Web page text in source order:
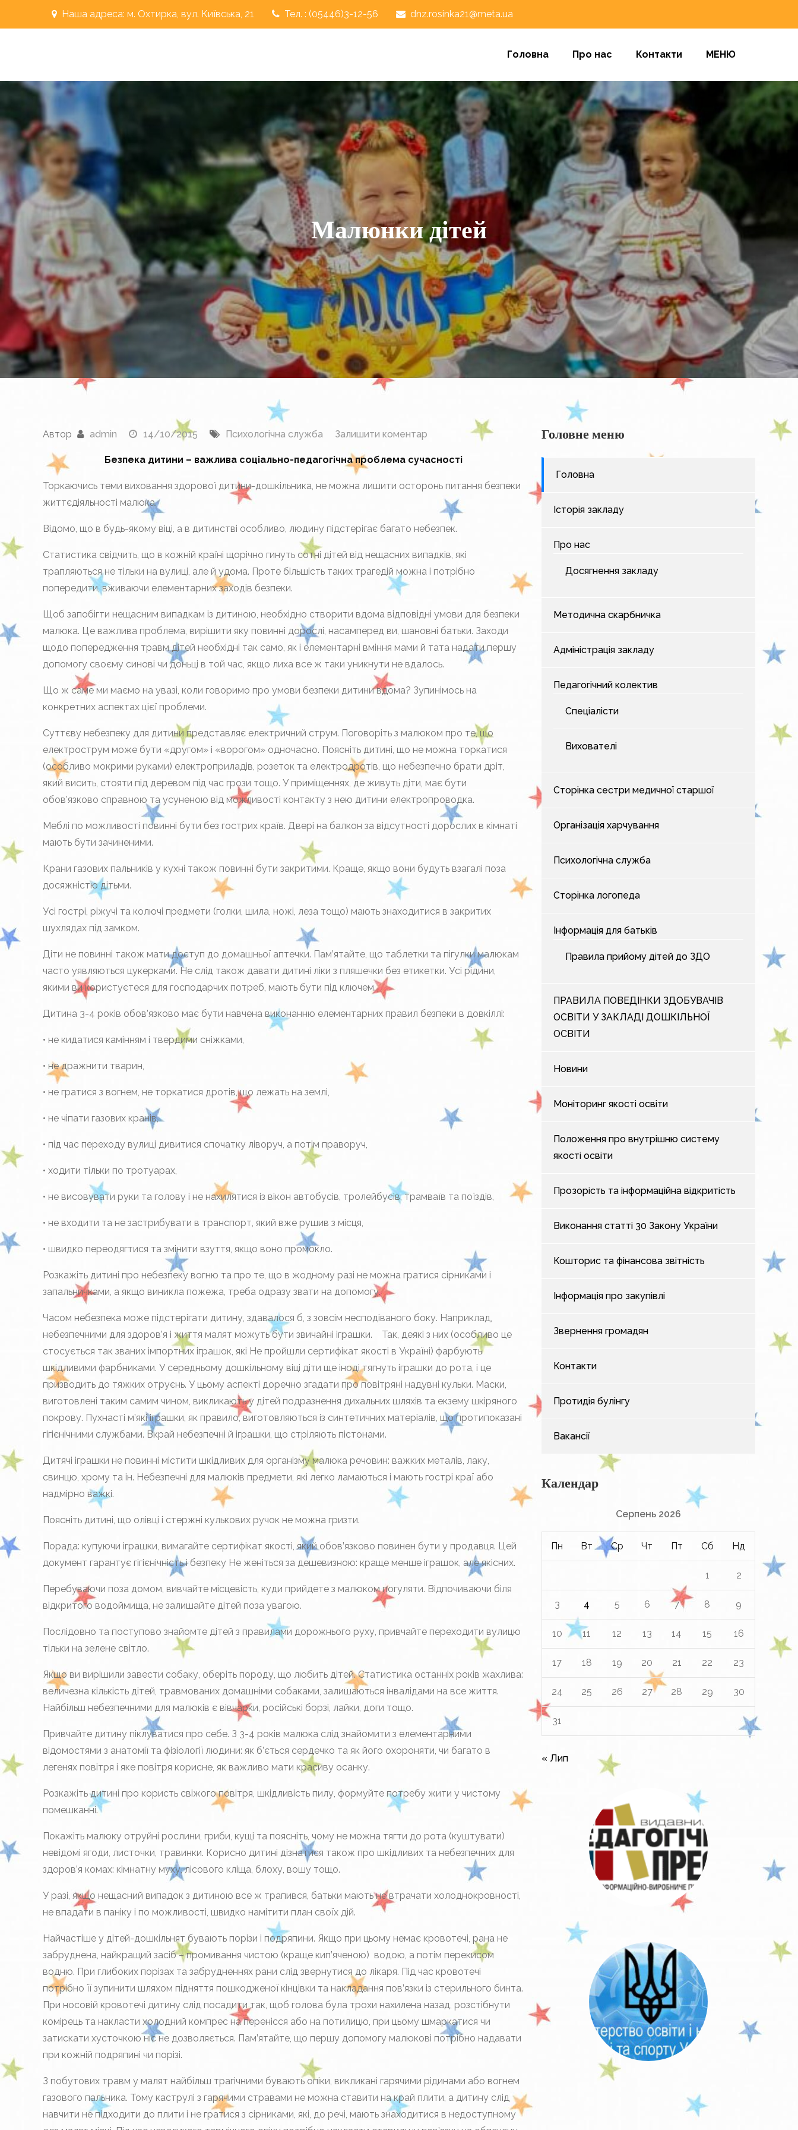
Наша адреса: м. Охтирка, вул. Київська, 21 Тел. : (05446)3-12-56 dnz.rosinka21@meta.ua
Головна Про нас Контакти МЕНЮ
Малюнки дітей
Автор admin 14/10/2015 Психологічна служба Залишити коментар
дітей
Безпека дитини – важлива соціально-педагогічна проблема сучасності
Торкаючись теми виховання здорової дитини-дошкільника, не можна лишити осторонь питання безпеки
життєдіяльності малюка.
Відомо, що в будь-якому віці, а в дитинстві особливо, людину підстерігає багато небезпек.
Статистика свідчить, що в кожній країні щорічно гинуть сотні дітей від нещасних випадків, які
трапляються не тільки на вулиці, але й удома. Проте більшість таких трагедій можна і потрібно
попередити, вживаючи елементарних заходів безпеки.
Щоб запобігти нещасним випадкам із дитиною, необхідно створити вдома відповідні умови для безпеки
малюка. Це важлива проблема, вирішити яку повинні дорослі, насамперед ви, шановні батьки. Заходи
щодо попередження травм дітей необхідні так само, як і елементарні вміння мами й тата надати першу
допомогу своєму синові чи доньці в той час, якщо лиха все ж таки уникнути не вдалось.
Що ж саме ми маємо на увазі, коли говоримо про умови безпеки дитини вдома? Зупинімось на
конкретних аспектах цієї проблеми.
Суттєву небезпеку для дитини представляє електричний струм. Поговоріть з малюком про те, що
електрострум може бути «другом» і «ворогом» одночасно. Поясніть дитині, що не можна торкатися
(особливо мокрими руками) електроприладів, розеток та електродротів, що небезпечно брати дріт,
який висить, стояти під деревом під час грози тощо. У приміщеннях, де живуть діти, має бути
обов’язково справною та усуненою від можливості контакту з нею дитини електропроводка.
Меблі по можливості повинні бути без гострих країв. Двері на балкон за відсутності дорослих в кімнаті
мають бути зачиненими.
Крани газових пальників у кухні також повинні бути закритими. Краще, якщо вони будуть взагалі поза
досяжністю дітьми.
Усі гострі, ріжучі та колючі предмети (голки, шила, ножі, леза тощо) мають знаходитися в закритих
шухлядах під замком.
Діти не повинні також мати доступ до домашньої аптечки. Пам’ятайте, що таблетки та пігулки малюкам
часто уявляються цукерками. Не слід також давати дитині ліки з пляшечки без етикетки. Усі рідини,
якими ви користуєтеся для господарчих потреб, мають бути під ключем.
Дитина 3-4 років обов’язково має бути навчена виконанню елементарних правил безпеки в довкіллі:
• не кидатися камінням і твердими сніжками,
• не дражнити тварин,
• не гратися з вогнем, не торкатися дротів, що лежать на землі,
• не чіпати газових кранів,
• під час переходу вулиці дивитися спочатку ліворуч, а потім праворуч,
• ходити тільки по тротуарах,
• не висовувати руки та голову і не нахилятися із вікон автобусів, тролейбусів, трамваїв та поїздів,
• не входити та не застрибувати в транспорт, який вже рушив з місця,
• швидко переодягтися та змінити взуття, якщо воно промокло.
Розкажіть дитині про небезпеку вогню та про те, що в жодному разі не можна гратися сірниками і
запальничками, а якщо виникла пожежа, треба одразу звати на допомогу.
Часом небезпека може підстерігати дитину, здавалося б, з зовсім несподіваного боку. Наприклад,
небезпечними для здоров’я і життя малят можуть бути звичайні іграшки. Так, деякі з них (особливо це
стосується так званих імпортних іграшок, які Не пройшли сертифікат якості в Україні) фарбують
шкідливими фарбниками. У середньому дошкільному віці діти ще іноді тягнуть іграшки до рота, і це
призводить до тяжких отруєнь. У цьому аспекті доречно згадати про повітряні надувні кульки. Маски,
виготовлені таким самим чином, викликають у дітей подразнення дихальних шляхів та екзему шкіряного
покрову. Пухнасті м’які іграшки, як правило, виготовляються із синтетичних матеріалів, що протипоказані
гігієнічними службами. Вкрай небезпечні й іграшки, що стріляють пістонами.
Дитячі іграшки не повинні містити шкідливих для організму малюка речовин: важких металів, лаку,
свинцю, хрому та ін. Небезпечні для малюків предмети, які легко ламаються і мають гострі краї або
надмірно важкі.
Поясніть дитині, що олівці і стержні кулькових ручок не можна гризти.
Порада: купуючи іграшки, вимагайте сертифікат якості, який обов’язково повинен бути у продавця. Цей
документ гарантує гігієнічність і безпеку Не женіться за дешевизною: краще менше іграшок, але якісних.
Перебуваючи поза домом, вивчайте місцевість, куди прийдете з малюком погуляти. Відпочиваючи біля
відкритого водоймища, не залишайте дітей поза увагою.
Послідовно та поступово знайомте дітей з правилами дорожнього руху, привчайте переходити вулицю
тільки на зелене світло.
Якщо ви вирішили завести собаку, оберіть породу, що любить дітей. Статистика останніх років жахлива:
величезна кількість дітей, травмованих домашніми собаками, залишаються інвалідами на все життя.
Найбільш небезпечними для малюків є вівчарки, російські борзі, лайки, доги тощо.
Привчайте дитину піклуватися про себе. З 3-4 років малюка слід знайомити з елементарними
відомостями з анатомії та фізіології людини: як б’ється сердечко та як його охороняти, чи багато в
легенях повітря і яке повітря корисне, як важливо мати красиву осанку.
Розкажіть дитині про користь свіжого повітря, шкідливість пилу, формуйте потребу жити у чистому
помешканні.
Покажіть малюку отруйні рослини, гриби, кущі та поясніть, чому не можна тягти до рота (куштувати)
невідомі ягоди, листочки, травинки. Корисно дитині дізнатися також про шкідливих та небезпечних для
здоров’я комах: кімнатну муху, лісового кліща, блоху, вошу тощо.
У разі, якщо нещасний випадок з дитиною все ж трапився, батьки мають не втрачати холоднокровності,
не впадати в паніку і по можливості, швидко намітити план своїх дій.
Найчастіше у дітей-дошкільнят бувають порізи і подряпини. Якщо при цьому немає кровотечі, рана не
забруднена, найкращий засіб – промивання чистою (краще кип’яченою) водою, а потім перекисом
водню. При глибоких порізах та забрудненнях рани слід звернутися до лікаря. Під час кровотечі
потрібно її зупинити шляхом підняття пошкодженої кінцівки та накладання пов’язки із стерильного бинта.
При носовій кровотечі дитину слід посадити так, щоб голова була трохи нахилена назад, розстібнути
комірець та накласти холодний компрес на перенісся або на потилицю, при цьому шмаркатися чи
затискати хусточкою ніс не дозволяється. Пам’ятайте, що першу допомогу малюкові потрібно надавати
при кожній подряпині чи порізі.
З побутових травм у малят найбільш трагічними бувають опіки, викликані гарячими рідинами або вогнем
газового пальника. Тому каструлі з гарячими стравами не можна ставити на край плити, а дитину слід
навчити не підходити до плити і не гратися з сірниками, які, до речі, мають знаходитися в недоступному
Головне меню
Головна
Історія закладу
Про нас
Досягнення закладу
Методична скарбничка
Адміністрація закладу
Педагогічний колектив
Спеціалісти
Вихователі
Сторінка сестри медичної старшої
Організація харчування
Психологічна служба
Сторінка логопеда
Інформація для батьків
Правила прийому дітей до ЗДО
ПРАВИЛА ПОВЕДІНКИ ЗДОБУВАЧІВ
ОСВІТИ У ЗАКЛАДІ ДОШКІЛЬНОЇ
ОСВІТИ
Новини
Моніторинг якості освіти
Положення про внутрішню систему
якості освіти
Прозорість та інформаційна відкритість
Виконання статті 30 Закону України
Кошторис та фінансова звітність
Інформація про закупівлі
Звернення громадян
Контакти
Протидія булінгу
Вакансії
Календар
Серпень 2026
Пн Вт Ср Чт Пт Сб Нд
1 2
3 4 5 6 7 8 9
10 11 12 13 14 15 16
17 18 19 20 21 22 23
24 25 26 27 28 29 30
31
« Лип